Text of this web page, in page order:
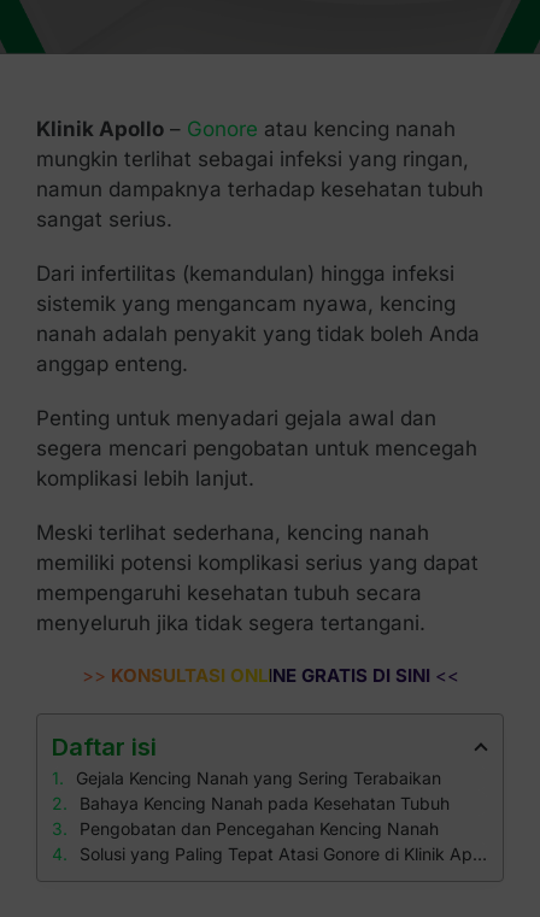
Klinik Apollo– Gonore atau kencing nanah
mungkin terlihat sebagai infeksi yang ringan,
namun dampaknya terhadap kesehatan tubuh
sangat serius.
Dari infertilitas (kemandulan) hingga infeksi
sistemik yang mengancam nyawa, kencing
nanah adalah penyakit yang tidak boleh Anda
anggap enteng.
Penting untuk menyadari gejala awal dan
segera mencari pengobatan untuk mencegah
komplikasi lebih lanjut.
Meski terlihat sederhana, kencing nanah
memiliki potensi komplikasi serius yang dapat
mempengaruhi kesehatan tubuh secara
menyeluruh jika tidak segera tertangani.
>> KONSULTASI ONLINE GRATIS DI SINI <<
Daftar isi
Gejala Kencing Nanah yang Sering Terabaikan
Bahaya Kencing Nanah pada Kesehatan Tubuh
Pengobatan dan Pencegahan Kencing Nanah
Solusi yang Paling Tepat Atasi Gonore di Klinik Apollo